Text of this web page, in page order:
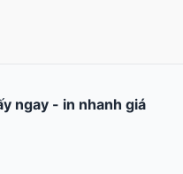
ngay - in nhanh giá